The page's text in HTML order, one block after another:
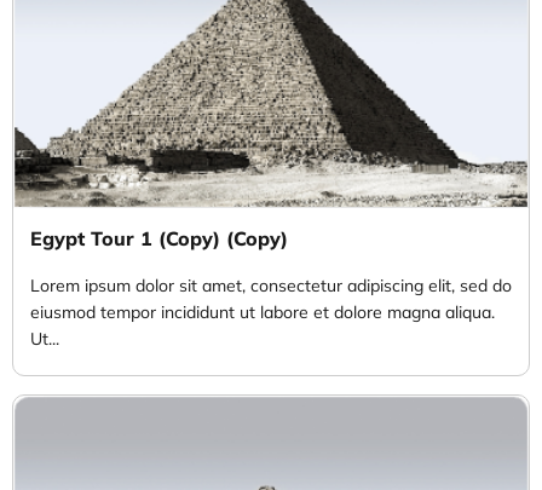
Egypt Tour 1 (Copy) (Copy)
Lorem ipsum dolor sit amet, consectetur adipiscing elit, sed do
eiusmod tempor incididunt ut labore et dolore magna aliqua.
Ut...